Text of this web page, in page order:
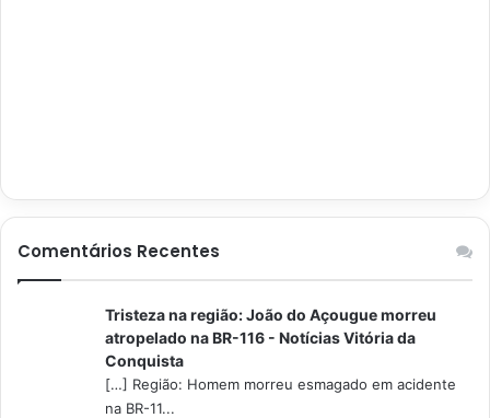
Comentários Recentes
Tristeza na região: João do Açougue morreu
atropelado na BR-116 - Notícias Vitória da
Conquista
[…] Região: Homem morreu esmagado em acidente
na BR-11...